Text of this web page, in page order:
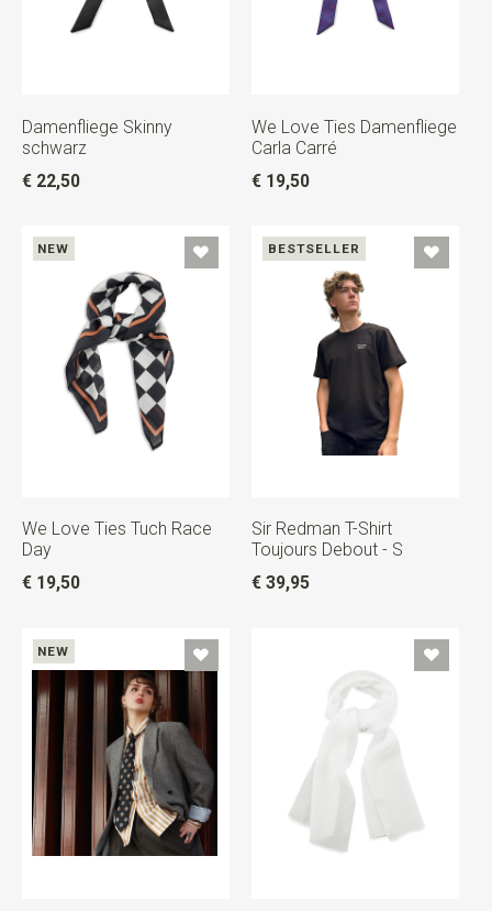
Damenfliege Skinny
schwarz
€ 22,50
We Love Ties Damenfliege
Carla Carré
€ 19,50
NEW
We Love Ties Tuch Race
Day
€ 19,50
BESTSELLER
Sir Redman T-Shirt
Toujours Debout - S
€ 39,95
NEW